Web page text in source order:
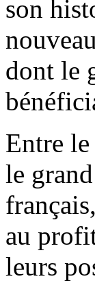
son
dont le
Entre
le
au
leurs